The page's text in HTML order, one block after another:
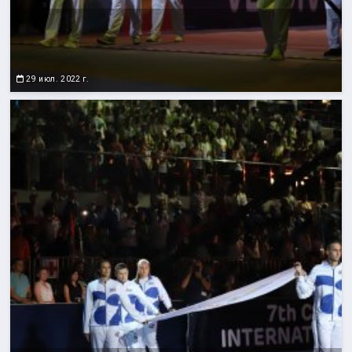
29 июл. 2022 г.